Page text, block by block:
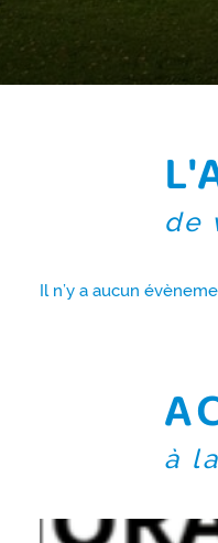
de
Il n’y a aucun
à